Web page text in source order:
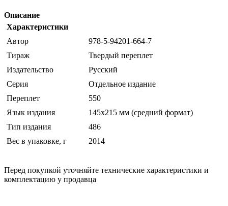
Описание
Характеристики
Автор
978-5-94201-664-7
Тираж
Твердый переплет
Издательство
Русский
Серия
Отдельное издание
Переплет
550
Язык издания
145х215 мм (средний формат)
Тип издания
486
Вес в упаковке, г
2014
Перед покупкой уточняйте технические характеристики и
комплектацию у продавца